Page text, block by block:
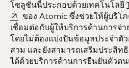
โซลูชันนี้ประกอบด้วยเทคโนโลยี
ของ Atomic ซึ่งช่วยให้ผู้บริโ
เชื่อมต่อกับผู้ให้บริการด้านการจ่า
โดยไม่ต้องแบ่งปันข้อมูลประจำตั
สาม และยังสามารถเสริมประสิท
ได้ด้วยบริการด้านการยืนยันตัวต